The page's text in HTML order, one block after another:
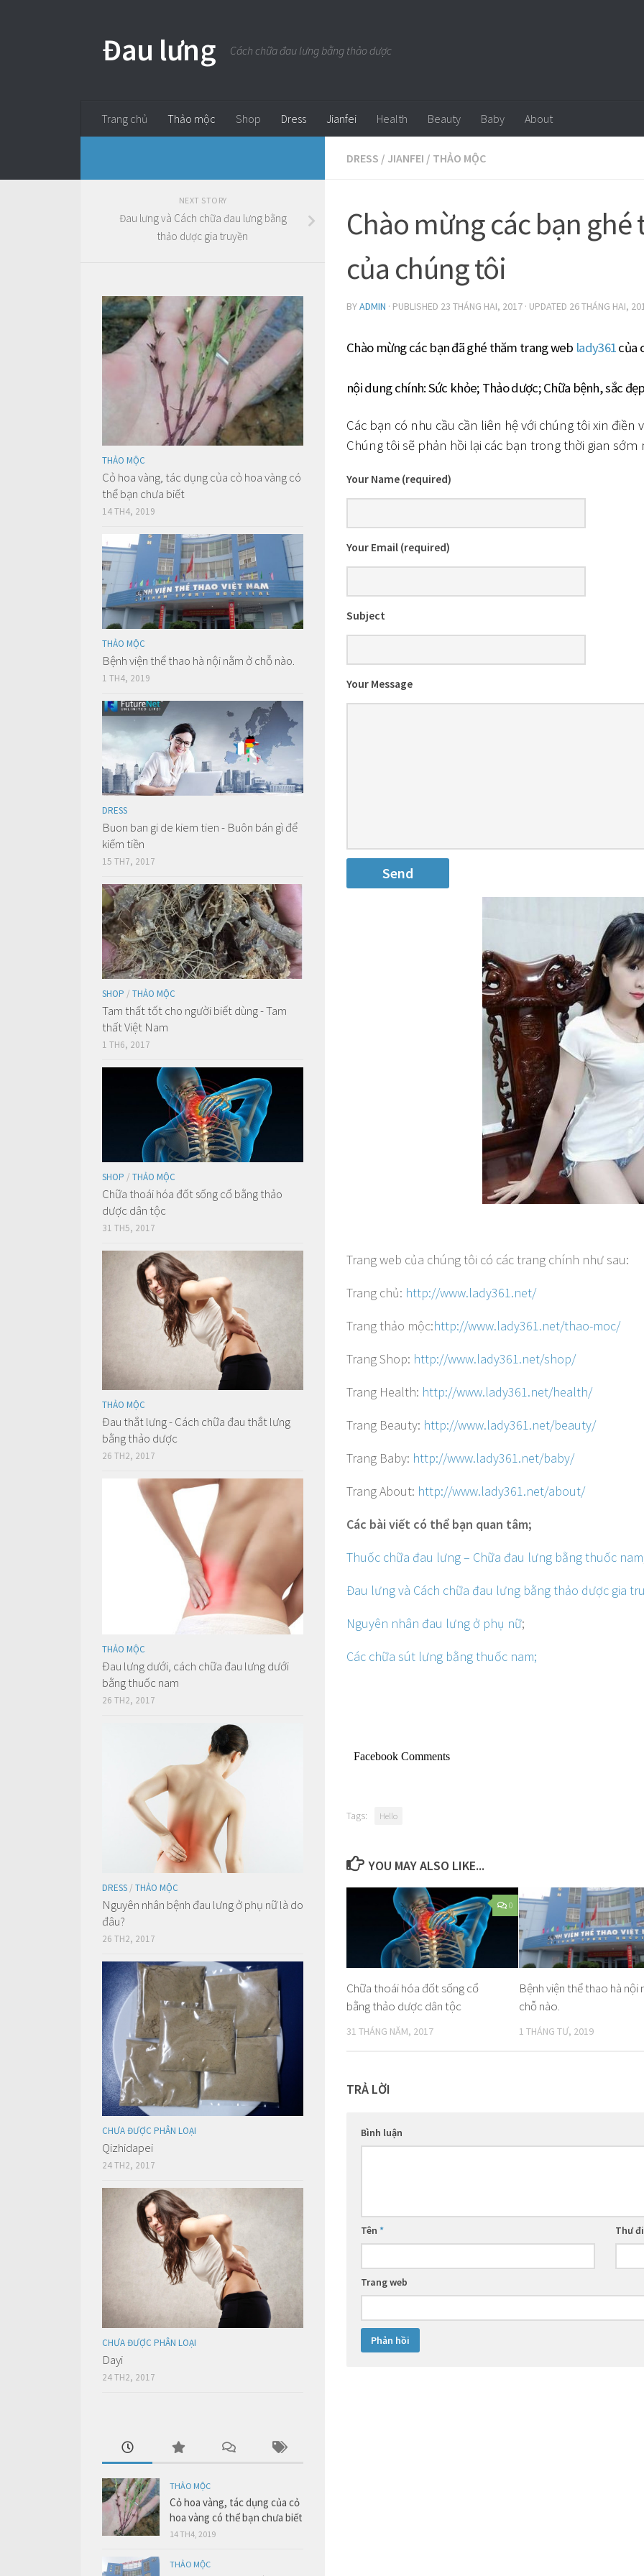
Đau lưng Cách chữa đau lưng bằng thảo dược
Trang chủ Thảo mộc Shop Dress Jianfei Health Beauty Baby About
DRESS / JIANFEI / THẢO MỘC
Chào mừng các bạn
của chúng tôi
BYADMIN · PUBLISHED 23 THÁNG HAI, 2017 · UPDATED 26 THÁNG HAI,
Chào mừng các bạn đã ghé thăm trang web lady361của
nội dung chính: Sức khỏe; Thảo dược; Chữa bệnh, sắc
Các bạn có nhu cầu cần liên hệ với chúng tôi xin điền
Chúng tôi sẽ phản hồi lại các bạn trong thời gian sớm
Your Name (required)
Your Email (required)
Subject
Your Message
Trang web của chúng tôi có các trang chính như sau:
Trang chủ: http://www.lady361.net/
Trang thảo mộc:http://www.lady361.net/thao-moc/
Trang Shop: http://www.lady361.net/shop/
Trang Health: http://www.lady361.net/health/
Trang Beauty: http://www.lady361.net/beauty/
Trang Baby: http://www.lady361.net/baby/
Trang About: http://www.lady361.net/about/
Các bài viết có thể bạn quan tâm;
Thuốc chữa đau lưng – Chữa đau lưng bằng thuốc nam
Đau lưng và Cách chữa đau lưng bằng thảo dược gia
Nguyên nhân đau lưng ở phụ nữ;
Các chữa sút lưng bằng thuốc nam;
Facebook Comments
Tags: Hello
YOU MAY ALSO LIKE...
0
Chữa thoái hóa đốt sống cổ
bằng thảo dược dân tộc
31 THÁNG NĂM, 2017
Bệnh viện thể thao hà nội
chỗ nào.
1 THÁNG TƯ, 2019
TRẢ LỜI
Bình luận
Tên * Thư
Trang web
NEXT STORY
Đau lưng và Cách chữa đau lưng bằng
thảo dược gia truyền
THẢO MỘC
Cỏ hoa vàng, tác dụng của cỏ hoa vàng có
thể bạn chưa biết
14 TH4, 2019
THẢO MỘC
Bệnh viện thể thao hà nội nằm ở chỗ nào.
1 TH4, 2019
DRESS
Buon ban gi de kiem tien - Buôn bán gì để
kiếm tiền
15 TH7, 2017
SHOP / THẢO MỘC
Tam thất tốt cho người biết dùng - Tam
thất Việt Nam
1 TH6, 2017
SHOP / THẢO MỘC
Chữa thoái hóa đốt sống cổ bằng thảo
dược dân tộc
31 TH5, 2017
THẢO MỘC
Đau thắt lưng - Cách chữa đau thắt lưng
bằng thảo dược
26 TH2, 2017
THẢO MỘC
Đau lưng dưới, cách chữa đau lưng dưới
bằng thuốc nam
26 TH2, 2017
DRESS / THẢO MỘC
Nguyên nhân bệnh đau lưng ở phụ nữ là do
đâu?
26 TH2, 2017
CHƯA ĐƯỢC PHÂN LOẠI
Qizhidapei
24 TH2, 2017
CHƯA ĐƯỢC PHÂN LOẠI
Dayi
24 TH2, 2017
THẢO MỘC
Cỏ hoa vàng, tác dụng của cỏ
hoa vàng có thể bạn chưa biết
14 TH4, 2019
THẢO MỘC